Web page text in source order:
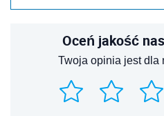
Oceń jakość
Twoja opinia jest dla